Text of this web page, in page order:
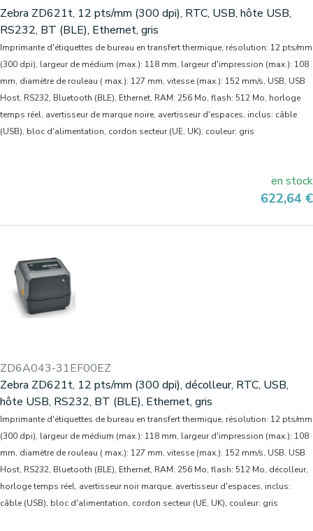
Zebra ZD621t, 12 pts/mm (300 dpi), RTC, USB, hôte USB,
RS232, BT (BLE), Ethernet, gris
Imprimante d'étiquettes de bureau en transfert thermique, résolution: 12 pts/mm
(300 dpi), largeur de médium (max.): 118 mm, largeur d'impression (max.): 108
mm, diamètre de rouleau ( max.): 127 mm, vitesse (max.): 152 mm/s, USB, USB
Host, RS232, Bluetooth (BLE), Ethernet, RAM: 256 Mo, flash: 512 Mo, horloge
temps réel, avertisseur de marque noire, avertisseur d'espaces, inclus: câble
(USB), bloc d'alimentation, cordon secteur (UE, UK), couleur: gris
en stock
Prix
622,64 €
ZD6A043-31EF00EZ
Zebra ZD621t, 12 pts/mm (300 dpi), décolleur, RTC, USB,
hôte USB, RS232, BT (BLE), Ethernet, gris
Imprimante d'étiquettes de bureau en transfert thermique, résolution: 12 pts/mm
(300 dpi), largeur de médium (max.): 118 mm, largeur d'impression (max.): 108
mm, diamètre de rouleau ( max.): 127 mm, vitesse (max.): 152 mm/s, USB, USB
Host, RS232, Bluetooth (BLE), Ethernet, RAM: 256 Mo, flash: 512 Mo, décolleur,
horloge temps réel, avertisseur noir marque, avertisseur d'espaces, inclus:
câble (USB), bloc d'alimentation, cordon secteur (UE, UK), couleur: gris